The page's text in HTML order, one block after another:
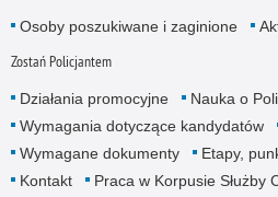
Osoby poszukiwane i zaginione
Zostań Policjantem
Działania promocyjne
Nauka o
Wymagania dotyczące kandydatów
Wymagane dokumenty
Etapy,
Kontakt
Praca w Korpusie Służby